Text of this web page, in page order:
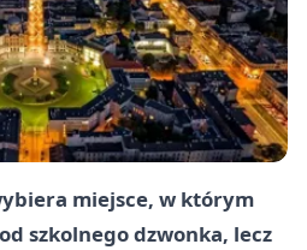
miejsce, w którym
szkolnego dzwonka, lecz